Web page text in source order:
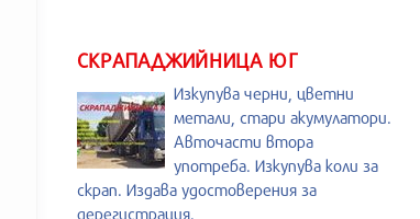
СКРАПАДЖИЙНИЦА ЮГ
Изкупува черни, цветни
метали, стари акумулатори.
Авточасти втора
употреба. Изкупува коли за
скрап. Издава удостоверения за
дерегистрация.